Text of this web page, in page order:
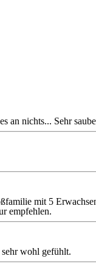
an nichts... Sehr
mit 5
empfehlen.
wohl gefühlt.